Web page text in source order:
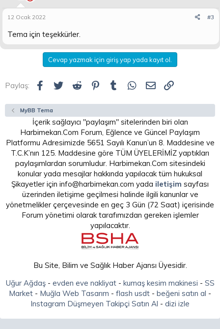
12 Ocak 2022 #3
Tema için teşekkürler.
Cevap yazmak için giriş yap yada kayıt ol.
Paylaş: Facebook
Twitter Reddit Pinterest
Tumblr WhatsApp
E-posta
MyBB Tema
İçerik sağlayıcı "paylaşım" sitelerinden biri olan
Harbimekan.Com Forum, Eğlence ve Güncel Paylaşım
Platformu Adresimizde 5651 Sayılı Kanun’un 8. Maddesine ve
T.C.K’nın 125. Maddesine göre TÜM ÜYELERİMİZ yaptıkları
paylaşımlardan sorumludur. Harbimekan.Com sitesindeki
konular yada mesajlar hakkında yapılacak tüm hukuksal
Şikayetler için info@harbimekan.com yada iletişim sayfası
üzerinden iletişime geçilmesi halinde ilgili kanunlar ve
yönetmelikler çerçevesinde en geç 3 Gün (72 Saat) içerisinde
Forum yönetimi olarak tarafımızdan gereken işlemler
yapılacaktır.
Bu Site, Bilim ve Sağlık Haber Ajansı Üyesidir.
Uğur Ağdaş- evden eve nakliyat- kumaş kesim makinesi - SS
Market - Muğla Web Tasarım - flash usdt - beğeni satın al -
Instagram Düşmeyen Takipçi Satın Al - dizi izle